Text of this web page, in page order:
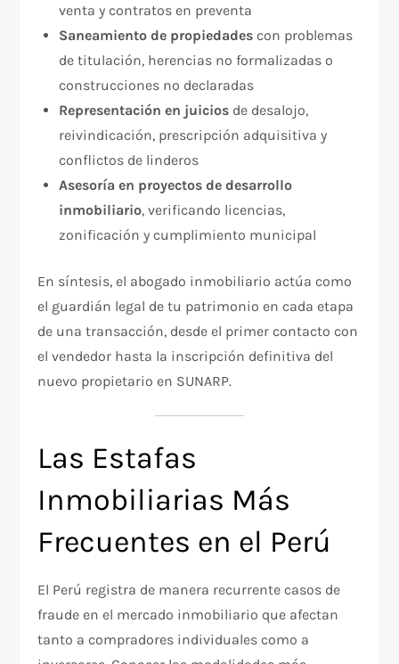
venta y contratos en preventa
Saneamiento de propiedades con problemas
de titulación, herencias no formalizadas o
construcciones no declaradas
Representación en juicios de desalojo,
reivindicación, prescripción adquisitiva y
conflictos de linderos
Asesoría en proyectos de desarrollo
inmobiliario, verificando licencias,
zonificación y cumplimiento municipal
En síntesis, el abogado inmobiliario actúa como
el guardián legal de tu patrimonio en cada etapa
de una transacción, desde el primer contacto con
el vendedor hasta la inscripción definitiva del
nuevo propietario en SUNARP.
Las Estafas
Inmobiliarias Más
Frecuentes en el Perú
El Perú registra de manera recurrente casos de
fraude en el mercado inmobiliario que afectan
tanto a compradores individuales como a